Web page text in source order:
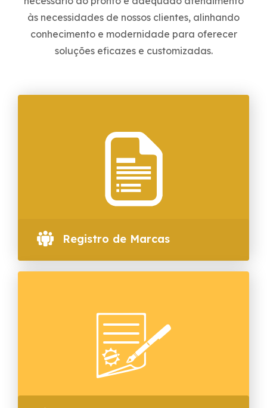
às necessidades de nossos clientes, alinhando
conhecimento e modernidade para oferecer
soluções eficazes e customizadas.
Registro de Marcas
SAIBA MAIS